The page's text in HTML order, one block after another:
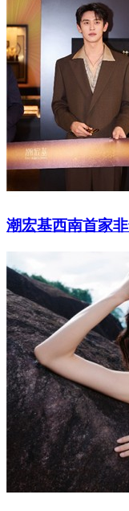
潮宏基西南首家